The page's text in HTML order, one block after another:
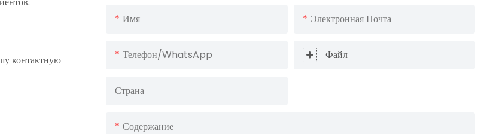
контактную
Имя Электронная Почта
Телефон/WhatsApp Файл
Страна
Содержание